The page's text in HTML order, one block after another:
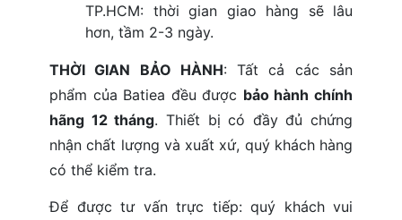
TP.HCM: thời gian giao hàng sẽ lâu
hơn, tầm 2-3 ngày.
THỜI GIAN BẢO HÀNH: Tất cả các sản
phẩm của Batiea đều được bảo hành chính
hãng 12 tháng. Thiết bị có đầy đủ chứng
nhận chất lượng và xuất xứ, quý khách hàng
có thể kiểm tra.
Để được tư vấn trực tiếp: quý khách vui